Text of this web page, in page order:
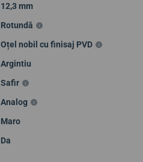
12,3 mm
Rotundă
Oțel nobil cu finisaj PVD
Argintiu
Safir
Analog
Maro
Da